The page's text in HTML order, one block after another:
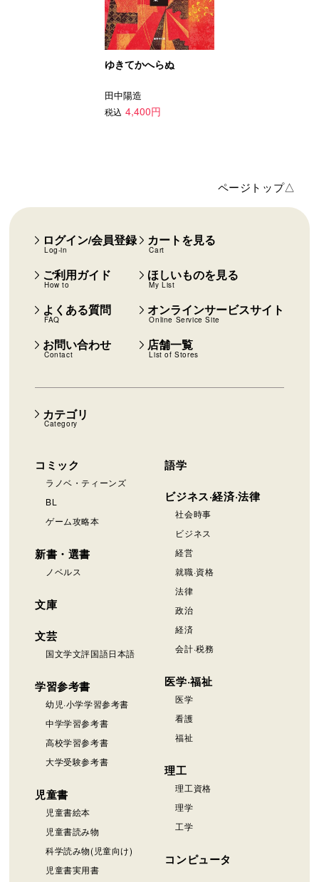
ゆきてかへらぬ
田中陽造
税込 4,400円
ページトップ△
カテゴリ
Category
コミック
ラノベ・ティーンズ
BL
ゲーム攻略本
新書・選書
ノベルス
文庫
文芸
国文学文評国語日本語
学習参考書
幼児·小学学習参考書
中学学習参考書
高校学習参考書
大学受験参考書
児童書
児童書絵本
児童書読み物
科学読み物(児童向け)
児童書実用書
語学
ビジネス·経済·法律
社会時事
ビジネス
経営
就職·資格
法律
政治
経済
会計·税務
医学·福祉
医学
看護
福祉
理工
理工資格
理学
工学
コンピュータ
ログイン/会員登録
Log-in
カートを見る
Cart
ご利用ガイド
How to
ほしいものを見る
My List
よくある質問
FAQ
オンラインサービスサイト
Online Service Site
お問い合わせ
Contact
店舗一覧
List of Stores